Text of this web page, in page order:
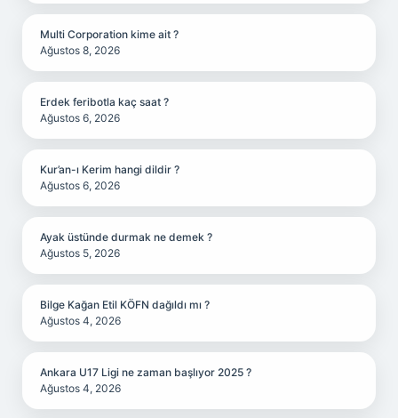
Multi Corporation kime ait ?
Ağustos 8, 2026
Erdek feribotla kaç saat ?
Ağustos 6, 2026
Kur’an-ı Kerim hangi dildir ?
Ağustos 6, 2026
Ayak üstünde durmak ne demek ?
Ağustos 5, 2026
Bilge Kağan Etil KÖFN dağıldı mı ?
Ağustos 4, 2026
Ankara U17 Ligi ne zaman başlıyor 2025 ?
Ağustos 4, 2026